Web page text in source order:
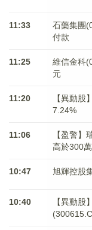
11:33
石藥集團
付款
11:25
維信金科
元
11:20
【異動
7.24%
11:06
【盈警
高於300
10:47 旭輝控股
10:40
【異動股